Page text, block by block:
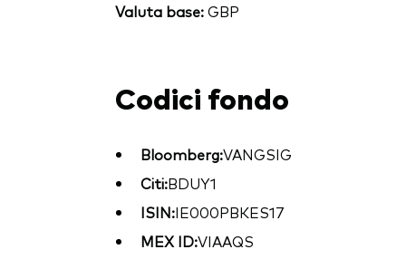
Valuta base:GBP
Codici fondo
Bloomberg:VANGSIG
Citi:BDUY1
ISIN:IE000PBKES17
MEX ID:VIAAQS